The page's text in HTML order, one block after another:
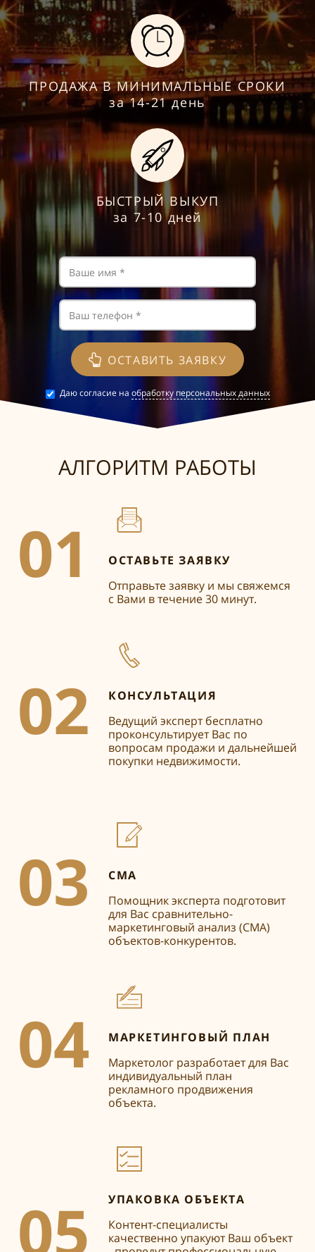
ПРОДАЖА В МИНИМАЛЬНЫЕ СРОКИ
за 14-21 день
БЫСТРЫЙ ВЫКУП
за 7-10 дней
ОСТАВИТЬ ЗАЯВКУ
Даю согласие на обработку персональных данных
АЛГОРИТМ РАБОТЫ
01
ОСТАВЬТЕ ЗАЯВКУ
Отправьте заявку и мы свяжемся
с Вами в течение 30 минут.
02
КОНСУЛЬТАЦИЯ
Ведущий эксперт бесплатно
проконсультирует Вас по
вопросам продажи и дальнейшей
покупки недвижимости.
03
СМА
Помощник эксперта подготовит
для Вас сравнительно-
маркетинговый анализ (СМА)
объектов-конкурентов.
04
МАРКЕТИНГОВЫЙ ПЛАН
Маркетолог разработает для Вас
индивидуальный план
рекламного продвижения
объекта.
05
УПАКОВКА ОБЪЕКТА
Контент-специалисты
качественно упакуют Ваш объект